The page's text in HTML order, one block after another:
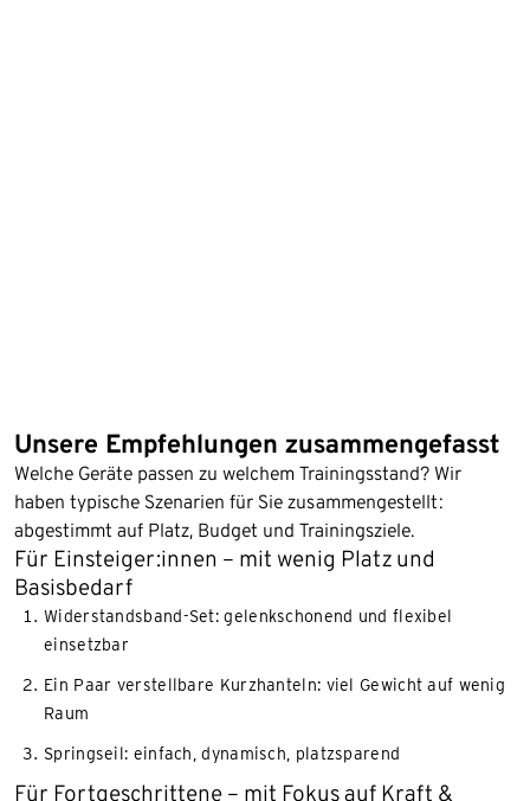
Unsere Empfehlungen zusammengefasst
Welche Geräte passen zu welchem Trainingsstand? Wir
haben typische Szenarien für Sie zusammengestellt:
abgestimmt auf Platz, Budget und Trainingsziele.
Für Einsteiger:innen – mit wenig Platz und
Basisbedarf
Widerstandsband-Set: gelenkschonend und flexibel
einsetzbar
Ein Paar verstellbare Kurzhanteln: viel Gewicht auf wenig
Raum
Springseil: einfach, dynamisch, platzsparend
Für Fortgeschrittene – mit Fokus auf Kraft &